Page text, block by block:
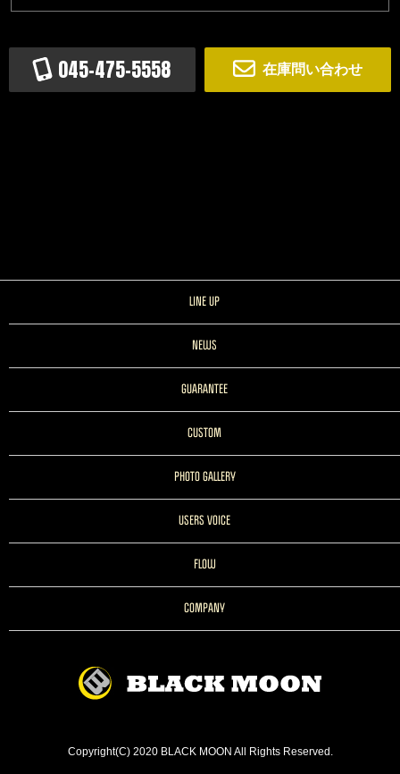
045-475-5558 在庫問い合わせ
LINE UP
NEWS
GUARANTEE
CUSTOM
PHOTO GALLERY
USERS VOICE
FLOW
COMPANY
Copyright(C) 2020 BLACK MOON All Rights Reserved.